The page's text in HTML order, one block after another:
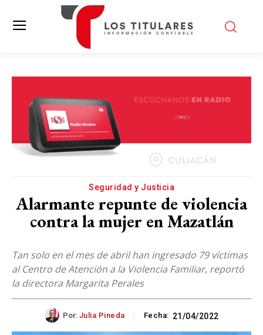
Seguridad y Justicia
Alarmante repunte de violencia
contra la mujer en Mazatlán
Tan solo en el mes de abril han ingresado 79 víctimas
al Centro de Atención a la Violencia Familiar, reportó
la directora Margarita Perales
Por: Julia Pineda Fecha: 21/04/2022